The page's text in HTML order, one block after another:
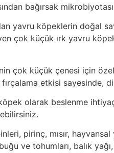
bağırsak
yavru köpeklerin doğal
çok küçük ırk yavru
çok küçük çenesi için
etkisi sayesinde, diş
olarak beslenme
pirinç, mısır,
ve tohumları, balık